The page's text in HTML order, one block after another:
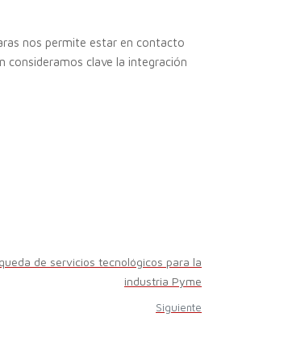
nos permite estar en contacto
consideramos clave la integración
de servicios tecnológicos para la
industria Pyme
Siguiente